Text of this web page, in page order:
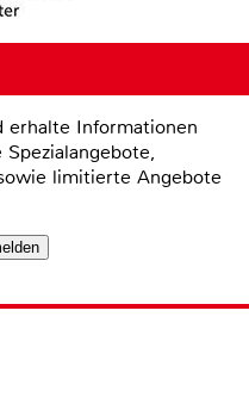
Informationen
limitierte Angebote